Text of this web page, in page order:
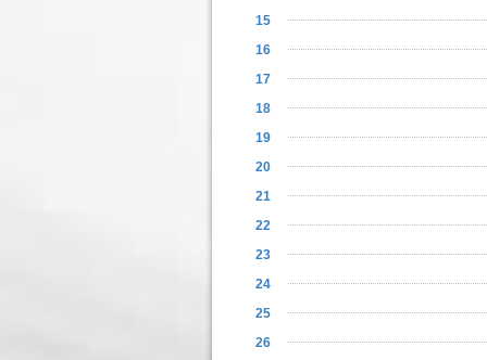
15
16
17
18
19
20
21
22
23
24
25
26